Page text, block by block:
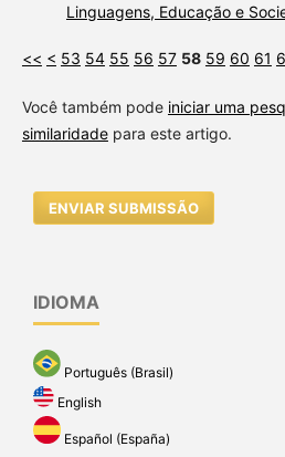
Linguagens, Educação e
<< < 53 54 55 56 57 58 59 60 61
Você também pode iniciar uma
similaridadepara este artigo.
ENVIAR SUBMISSÃO
IDIOMA
Português (Brasil)
English
Español (España)